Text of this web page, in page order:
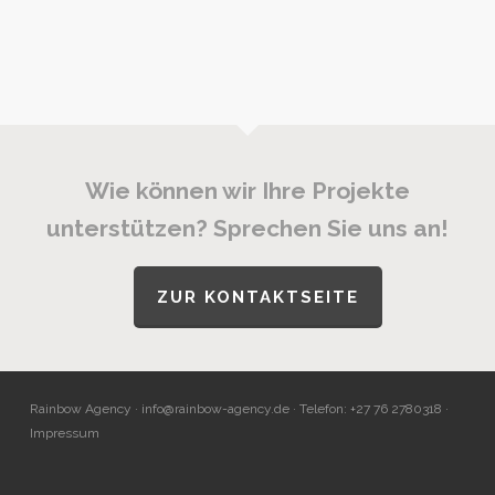
Wie können wir Ihre Projekte
unterstützen? Sprechen Sie uns an!
ZUR KONTAKTSEITE
Rainbow Agency · info@rainbow-agency.de· Telefon: +27 76 2780318 ·
Impressum